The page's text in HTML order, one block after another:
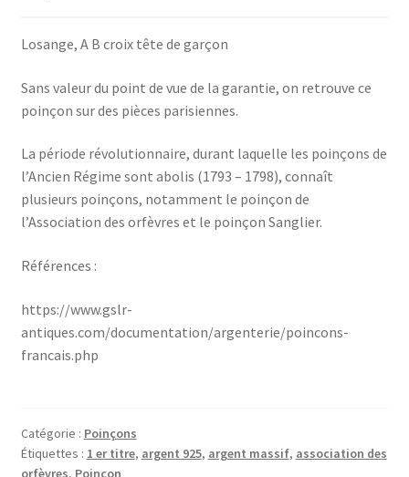
Losange, A B croix tête de garçon
Sans valeur du point de vue de la garantie, on retrouve ce
poinçon sur des pièces parisiennes.
La période révolutionnaire, durant laquelle les poinçons de
l’Ancien Régime sont abolis (1793 – 1798), connaît
plusieurs poinçons, notamment le poinçon de
l’Association des orfèvres et le poinçon Sanglier.
Références :
https://www.gslr-
antiques.com/documentation/argenterie/poincons-
francais.php
Catégorie : Poinçons
Étiquettes : 1 er titre, argent 925, argent massif, association des
orfèvres, Poinçon